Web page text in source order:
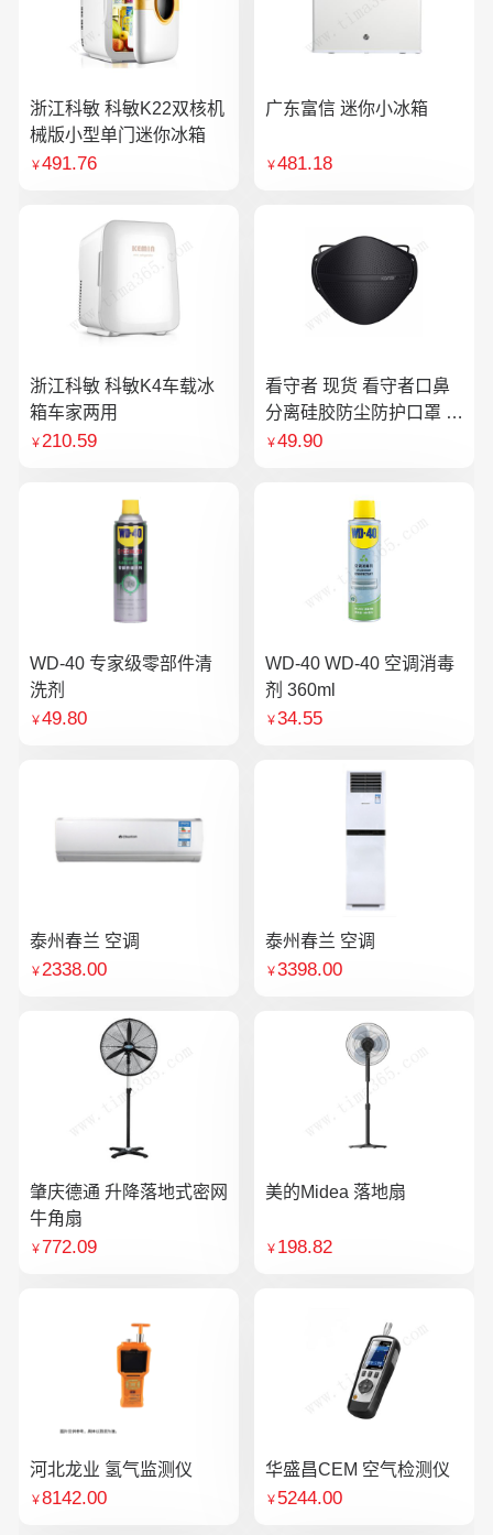
浙江科敏 科敏K22双核机
械版小型单门迷你冰箱
￥491.76
广东富信 迷你小冰箱
￥481.18
浙江科敏 科敏K4车载冰
箱车家两用
￥210.59
看守者 现货 看守者口鼻
分离硅胶防尘防护口罩 1
个口罩含10片滤芯
￥49.90
WD-40 专家级零部件清
洗剂
￥49.80
WD-40 WD-40 空调消毒
剂 360ml
￥34.55
泰州春兰 空调
￥2338.00
泰州春兰 空调
￥3398.00
肇庆德通 升降落地式密网
牛角扇
￥772.09
美的Midea 落地扇
￥ 198.82
河北龙业 氢气监测仪
￥8142.00
华盛昌CEM 空气检测仪
￥ 5244.00